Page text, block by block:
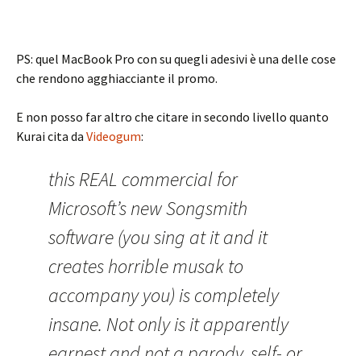
PS: quel MacBook Pro con su quegli adesivi è una delle cose
che rendono agghiacciante il promo.
E non posso far altro che citare in secondo livello quanto
Kurai cita da Videogum:
this REAL commercial for
Microsoft’s new Songsmith
software (you sing at it and it
creates horrible musak to
accompany you) is completely
insane. Not only is it apparently